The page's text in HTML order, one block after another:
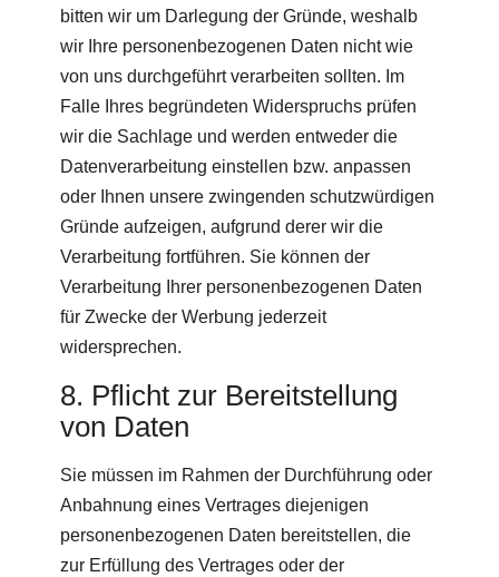
bitten wir um Darlegung der Gründe, weshalb
wir Ihre personenbezogenen Daten nicht wie
von uns durchgeführt verarbeiten sollten. Im
Falle Ihres begründeten Widerspruchs prüfen
wir die Sachlage und werden entweder die
Datenverarbeitung einstellen bzw. anpassen
oder Ihnen unsere zwingenden schutzwürdigen
Gründe aufzeigen, aufgrund derer wir die
Verarbeitung fortführen. Sie können der
Verarbeitung Ihrer personenbezogenen Daten
für Zwecke der Werbung jederzeit
widersprechen.
8. Pflicht zur Bereitstellung
von Daten
Sie müssen im Rahmen der Durchführung oder
Anbahnung eines Vertrages diejenigen
personenbezogenen Daten bereitstellen, die
zur Erfüllung des Vertrages oder der